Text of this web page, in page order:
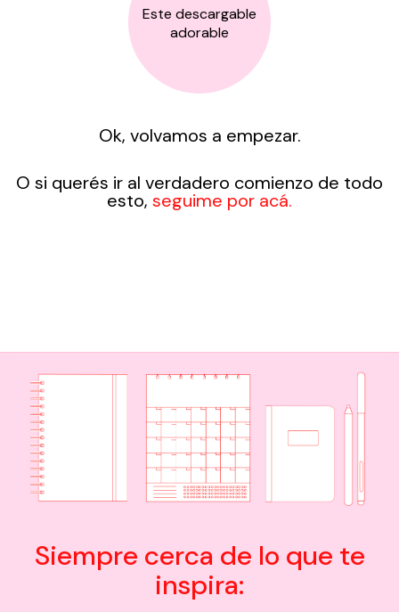
Este descargable
adorable
Ok, volvamos a empezar.
O si querés ir al verdadero comienzo de todo
esto, seguime por acá.
Siempre cerca de lo que te
inspira: